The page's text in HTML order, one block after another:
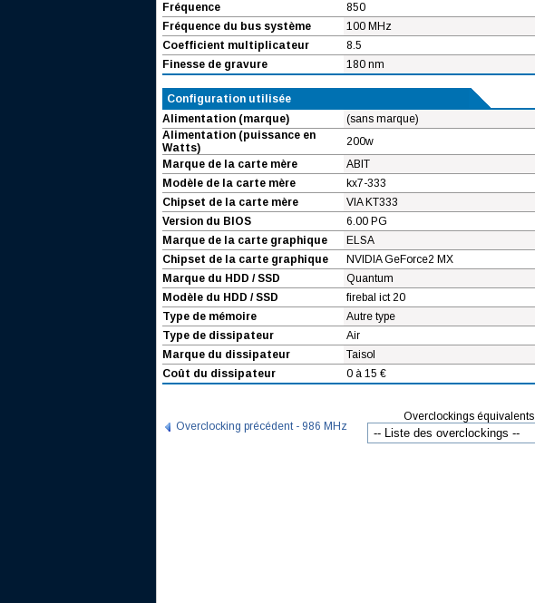
Fréquence
850
Fréquence du bus système
100 MHz
Coefficient multiplicateur
8.5
Finesse de gravure
180 nm
Configuration utilisée
Alimentation (marque)
(sans marque)
Alimentation (puissance en
Watts)
200w
Marque de la carte mère
ABIT
Modèle de la carte mère
kx7-333
Chipset de la carte mère
VIA KT333
Version du BIOS
6.00 PG
Marque de la carte graphique
ELSA
Chipset de la carte graphique
NVIDIA GeForce2 MX
Marque du HDD / SSD
Quantum
Modèle du HDD / SSD
firebal ict 20
Type de mémoire
Autre type
Type de dissipateur
Air
Marque du dissipateur
Taisol
Coût du dissipateur
0 à 15 €
Overclocking précédent - 986 MHz
Overclockings équivalents